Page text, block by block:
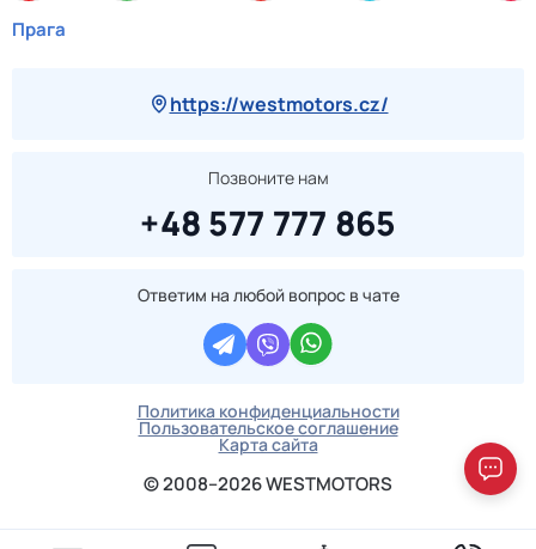
Прага
https://westmotors.cz/
Позвоните нам
+48 577 777 865
Ответим на любой вопрос в чате
Политика конфиденциальности
Пользовательское соглашение
Карта сайта
© 2008–2026 WESTMOTORS